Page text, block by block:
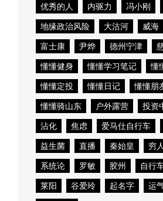
优秀的人
内驱力 冯小刚
地缘政治风险
大沽河 威海
富士康
尹烨 德州宁津
懂懂健身
懂懂学习笔记
懂
懂懂定投
懂懂日记
懂懂朋
懂懂骑山东
户外露营 投资
沾化
焦虑 爱马仕自行车
益生菌
直播 秦始皇
穷
系统论
罗敏 胶州 自行
莱阳
谷爱玲 起名字 运